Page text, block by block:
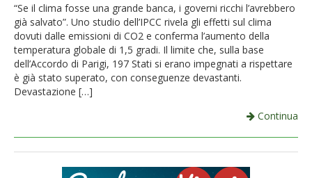
“Se il clima fosse una grande banca, i governi ricchi l’avrebbero
già salvato”. Uno studio dell’IPCC rivela gli effetti sul clima
dovuti dalle emissioni di CO2 e conferma l’aumento della
temperatura globale di 1,5 gradi. Il limite che, sulla base
dell’Accordo di Parigi, 197 Stati si erano impegnati a rispettare
è già stato superato, con conseguenze devastanti.
Devastazione […]
Continua